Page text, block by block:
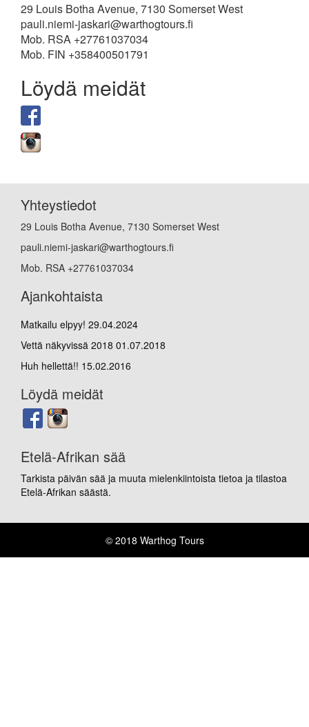
29 Louis Botha Avenue, 7130 Somerset West
pauli.niemi-jaskari@warthogtours.fi
Mob. RSA +27761037034
Mob. FIN +358400501791
Löydä meidät
Yhteystiedot
29 Louis Botha Avenue, 7130 Somerset West
pauli.niemi-jaskari@warthogtours.fi
Mob. RSA +27761037034
Ajankohtaista
Matkailu elpyy! 29.04.2024
Vettä näkyvissä 2018 01.07.2018
Huh hellettä!! 15.02.2016
Löydä meidät
Etelä-Afrikan sää
Tarkista päivän sää ja muuta mielenkiintoista tietoa ja tilastoa
Etelä-Afrikan säästä.
© 2018 Warthog Tours